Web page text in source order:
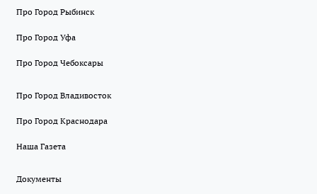
Про Город Рыбинск
Про Город Уфа
Про Город Чебоксары
Про Город Владивосток
Про Город Краснодара
Наша Газета
Документы